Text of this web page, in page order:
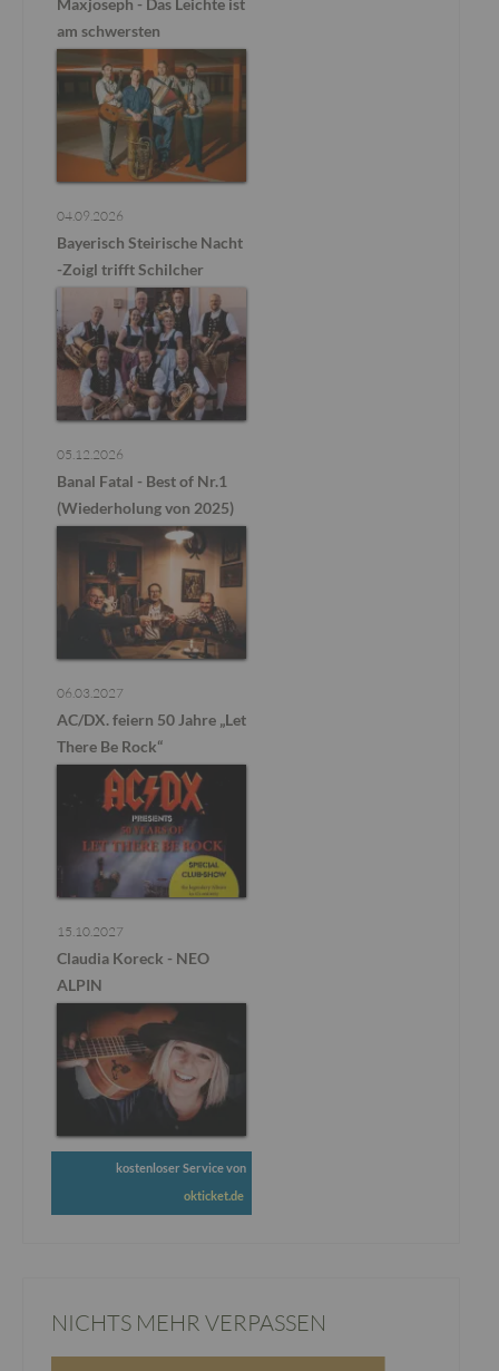
am schwersten
04.09.2026
Bayerisch Steirische Nacht
-Zoigl trifft Schilcher
05.12.2026
Banal Fatal - Best of Nr.1
(Wiederholung von 2025)
06.03.2027
AC/DX. feiern 50 Jahre „Let
There Be Rock“
15.10.2027
Claudia Koreck - NEO
ALPIN
kostenloser Service von
okticket.de
NICHTS MEHR VERPASSEN